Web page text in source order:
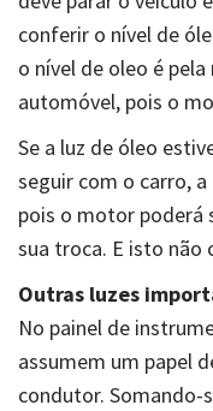
conferir o nível de
o nível de oleo é
automóvel, pois o
Se a luz de óleo
seguir com o carro,
pois o motor poderá
sua troca. E isto não
Outras luzes
No painel de
assumem um papel
condutor. Somando-